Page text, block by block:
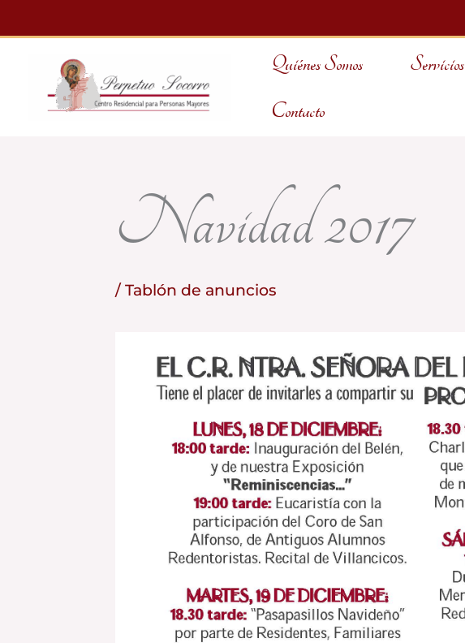
al
contenido
Quiénes Somos Servicios
Contacto
Navidad 2017
/ Tablón de anuncios